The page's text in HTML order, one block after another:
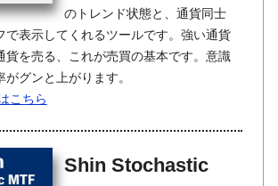
のトレンド状態と、通貨同士
で表示してくれるツールです。強い通貨
貨を売る、これが売買の基本です。意識
グンと上がります。
こちら
Shin Stochastic